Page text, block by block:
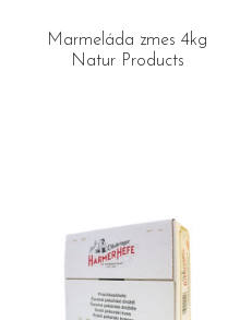
Marmeláda zmes 4kg
Natur Products